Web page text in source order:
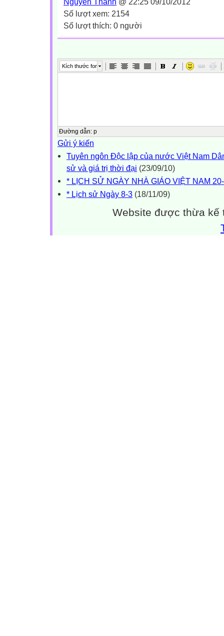
Số lượt xem: 2154
Số lượt thích: 0 người
Kích thước font
Đường dẫn: p
Gửi ý kiến
Tuyên ngôn Độc lập của nước Việt Nam
sử và giá trị thời đại (23/09/10)
* LỊCH SỬ NGÀY NHÀ GIÁO VIỆT NAM
* Lịch sử Ngày 8-3 (18/11/09)
Website được thừa